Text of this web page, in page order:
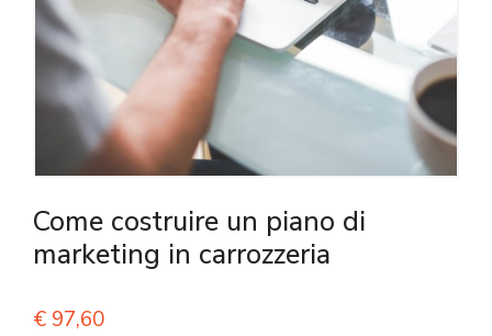
Come costruire un piano di
marketing in carrozzeria
€ 97,60